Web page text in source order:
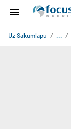
Uz Sākumlapu ...